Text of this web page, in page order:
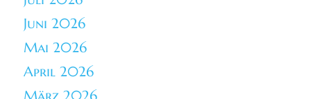
Juni 2026
Mai 2026
April 2026